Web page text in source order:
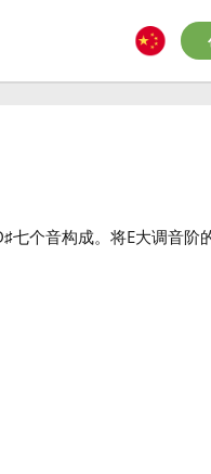
♯七个音构成。将E大调音阶